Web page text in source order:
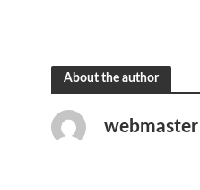
About the author
webmaster